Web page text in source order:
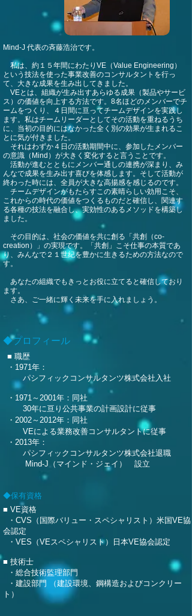
Mind-J 代表の斉藤浩治です。
私は、約１５年間にわたりVE（Value Engineering）
という技法を使った事業改善のコンサルタントを行っ
て、大きな成果を生み出してきました。
VEとは、組織が生み出すあらゆる成果（製品やサービ
ス）の価値を向上する方法です。8名ほどのメンバーでチ
ームをつくり、４日間に亘ってチームデザインを実践し
ます。私はチームリーダーとしてその活動を重ねるうち
に、当初の目的にはなかった全く別の効果が生まれるこ
とに気が付きました。
それはわずか４日の活動期間中に、参加したメンバー
の意識（Mind）が大きく変化すると言うことです。
活動が進むとともにメンバー通しの連携が深まり、み
んなで成果を生み出す喜びを体感します。そして活動が
終わった時には、全員が大きな高揚感を感じるのです。
チームデザインがもたらすこの素晴らしい効用こそ、
これからの時代の価値をつくるものだと確信し、関連す
る各種の技法を融合し、実効性のあるメソッドを構築し
ました。
その目的は、社会の価値を共に創る「共創（co-
creation）」の実現です。「共創」こそ仕事の本質であ
り、みんなで２１世紀を豊かに生きるための方法なので
す。
あなたの組織でもきっとお役に立てると確信しており
ます。
さあ、ご一緒に輝く未来を手に入れましょう。
◆プロフィール
■ 職歴
・1971年：
パシフィックコンサルタンツ株式会社入社
・1971～2001年：同社
30年に亘り公共事業の計画設計に従事
・2002～2012年：同社
VEによる業務改善コンサルタントに従事
・2013年：
パシフィックコンサルタンツ株式会社退職
Mind-J（マインド・ジェイ） 設立
◆保有資格
■ VE資格
・CVS（国際バリュー・スペシャリスト）米国VE協
会認定
・VES（VEスペシャリスト）日本VE協会認定
■ 技術士
・総合技術監理部門
・建設部門 （建設環境、鋼構造およびコンクリー
ト）